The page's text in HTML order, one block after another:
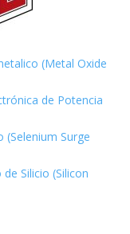
(Metal Oxide
de Potencia
(Selenium Surge
de Silicio (Silicon